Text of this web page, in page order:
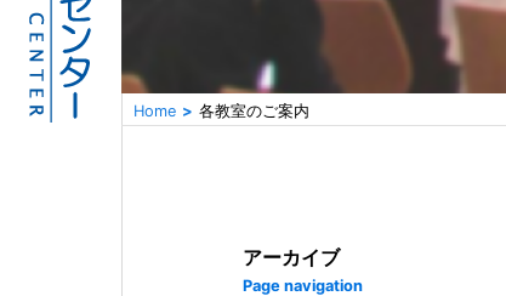
Home 各教室のご案内
アーカイブ
Page navigation